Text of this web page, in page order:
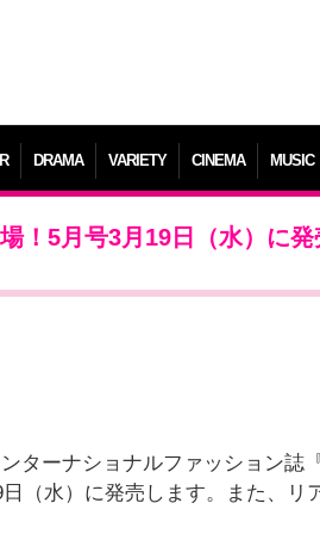
DRAMA VARIETY CINEMA MUSIC
！5月号3月19日（水）に
ターナショナルファッション誌
（水）に発売します。また、